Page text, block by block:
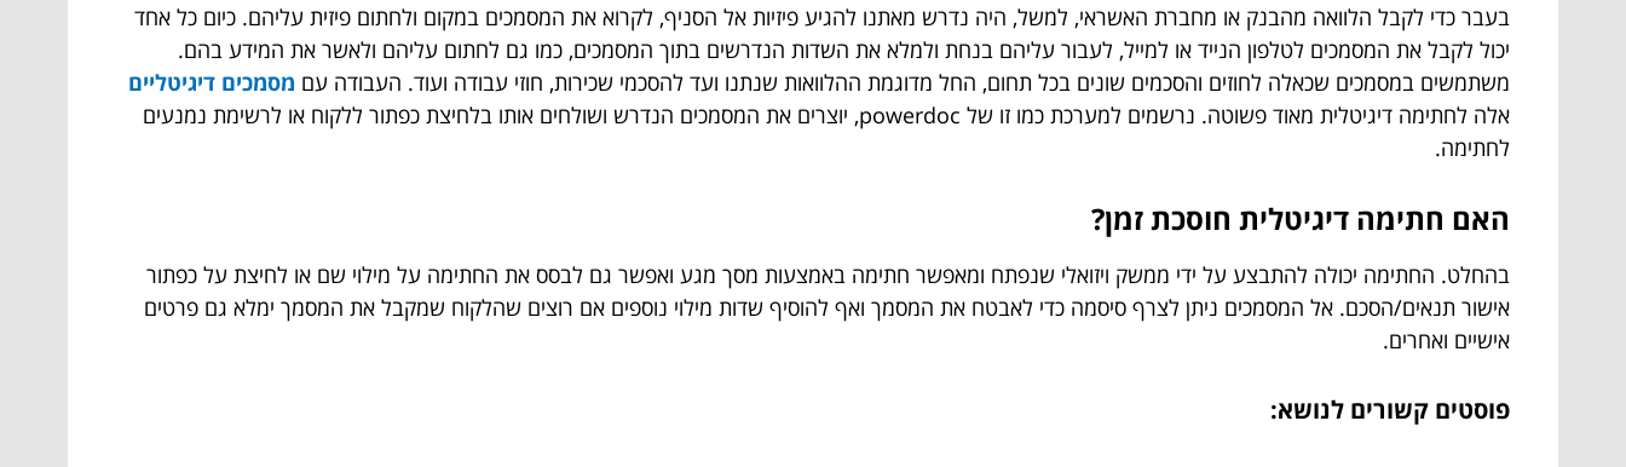
בעבר כדי לקבל הלוואה מהבנק או מחברת האשראי, למשל, היה נדרש מאתנו להגיע פיזיות אל הסניף, לקרוא את המסמכים במקום ולחתום פיזית עליהם. כיום כל אחד
יכול לקבל את המסמכים לטלפון הנייד או למייל, לעבור עליהם בנחת ולמלא את השדות הנדרשים בתוך המסמכים, כמו גם לחתום עליהם ולאשר את המידע בהם.
משתמשים במסמכים שכאלה לחוזים והסכמים שונים בכל תחום, החל מדוגמת ההלוואות שנתנו ועד להסכמי שכירות, חוזי עבודה ועוד. העבודה עם מסמכים דיגיטליים
אלה לחתימה דיגיטלית מאוד פשוטה. נרשמים למערכת כמו זו של powerdoc, יוצרים את המסמכים הנדרש ושולחים אותו בלחיצת כפתור ללקוח או לרשימת נמנעים
לחתימה.
האם חתימה דיגיטלית חוסכת זמן?
בהחלט. החתימה יכולה להתבצע על ידי ממשק ויזואלי שנפתח ומאפשר חתימה באמצעות מסך מגע ואפשר גם לבסס את החתימה על מילוי שם או לחיצת על כפתור
אישור תנאים/הסכם. אל המסמכים ניתן לצרף סיסמה כדי לאבטח את המסמך ואף להוסיף שדות מילוי נוספים אם רוצים שהלקוח שמקבל את המסמך ימלא גם פרטים
אישיים ואחרים.
פוסטים קשורים לנושא: